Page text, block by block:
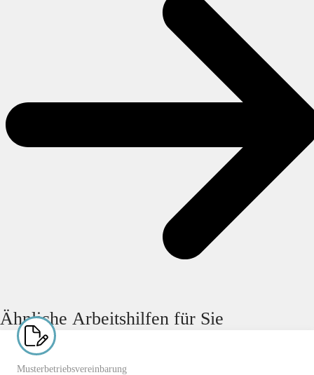
Ähnliche Arbeitshilfen für Sie
Musterbetriebsvereinbarung